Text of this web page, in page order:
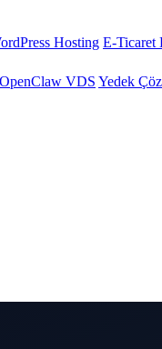
Hosting E-Ticaret
OpenClaw VDS Yedek